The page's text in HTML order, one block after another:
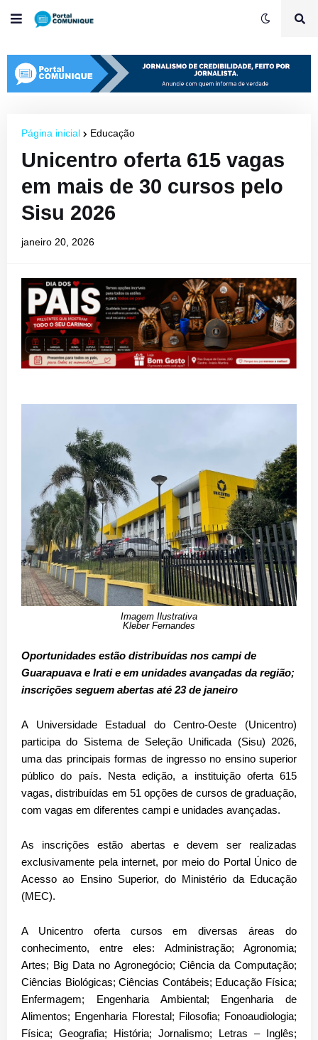
Página inicial Educação
Unicentro oferta 615 vagas
em mais de 30 cursos pelo
Sisu 2026
janeiro 20, 2026
Imagem Ilustrativa
Kleber Fernandes
Oportunidades estão distribuídas nos campi de
Guarapuava e Irati e em unidades avançadas da região;
inscrições seguem abertas até 23 de janeiro
A Universidade Estadual do Centro-Oeste (Unicentro)
participa do Sistema de Seleção Unificada (Sisu) 2026,
uma das principais formas de ingresso no ensino superior
público do país. Nesta edição, a instituição oferta 615
vagas, distribuídas em 51 opções de cursos de graduação,
com vagas em diferentes campi e unidades avançadas.
As inscrições estão abertas e devem ser realizadas
exclusivamente pela internet, por meio do Portal Único de
Acesso ao Ensino Superior, do Ministério da Educação
(MEC).
A Unicentro oferta cursos em diversas áreas do
conhecimento, entre eles: Administração; Agronomia;
Artes; Big Data no Agronegócio; Ciência da Computação;
Ciências Biológicas; Ciências Contábeis; Educação Física;
Enfermagem; Engenharia Ambiental; Engenharia de
Alimentos; Engenharia Florestal; Filosofia; Fonoaudiologia;
Física; Geografia; História; Jornalismo; Letras – Inglês;